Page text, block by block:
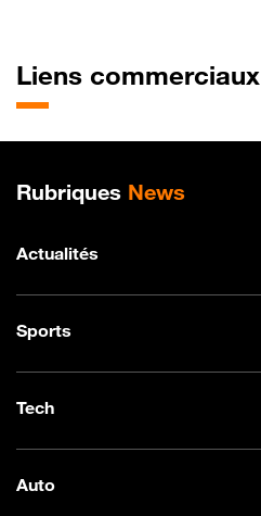
Liens commerciaux
Plan de site
Rubriques News
Actualités
Sports
Tech
Auto